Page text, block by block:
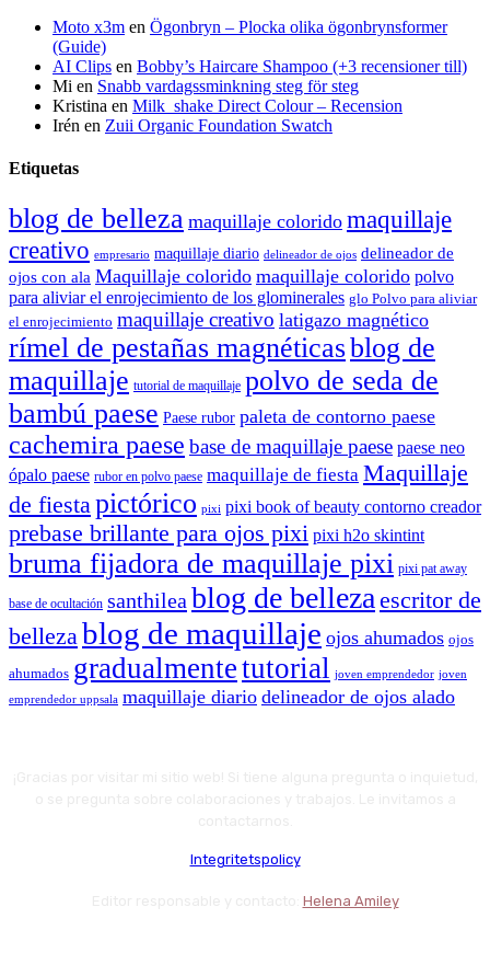
Moto x3m en Ögonbryn – Plocka olika ögonbrynsformer
(Guide)
AI Clips en Bobby’s Haircare Shampoo (+3 recensioner till)
Mi en Snabb vardagssminkning steg för steg
Kristina en Milk_shake Direct Colour – Recension
Irén en Zuii Organic Foundation Swatch
Etiquetas
blog de belleza maquillaje colorido maquillaje
creativo empresario maquillaje diario delineador de ojos delineador de
ojos con ala Maquillaje colorido maquillaje colorido polvo
para aliviar el enrojecimiento de los glominerales glo Polvo para aliviar
el enrojecimiento maquillaje creativo latigazo magnético
rímel de pestañas magnéticasblog de
maquillaje tutorial de maquillaje polvo de seda de
bambú paese Paese rubor paleta de contorno paese
cachemira paese base de maquillaje paese paese neo
ópalo paese rubor en polvo paese maquillaje de fiesta Maquillaje
de fiesta pictórico pixi pixi book of beauty contorno creador
prebase brillante para ojos pixi pixi h2o skintint
bruma fijadora de maquillaje pixi pixi pat away
base de ocultación santhilea blog de belleza escritor de
belleza blog de maquillaje ojos ahumados ojos
ahumados gradualmentetutorial joven emprendedor joven
emprendedor uppsala maquillaje diario delineador de ojos alado
Integritetspolicy
Helena Amiley